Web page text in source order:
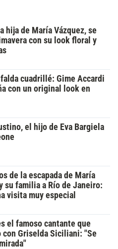
hija de María Vázquez, se
con su look floral y
cuadrillé: Gime Accardi
con un original look en
el hijo de Eva Bargiela
de la escapada de María
su familia a Río de Janeiro:
visita muy especial
el famoso cantante que
con Griselda Siciliani: "Se